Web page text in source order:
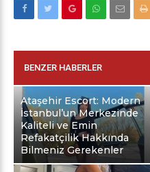
BENZER HABERLER
Ataşehir Escort: Modern
İstanbul’un Merkezinde
Kaliteli ve Emin
Refakatçilik Hakkında
Bilmeniz Gerekenler